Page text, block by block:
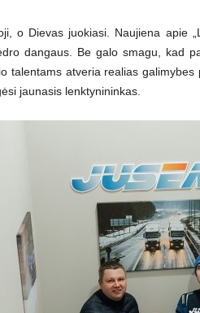
o Dievas juokiasi. Naujiena apie
dangaus. Be galo smagu, kad
talentams atveria realias
jaunasis lenktynininkas.